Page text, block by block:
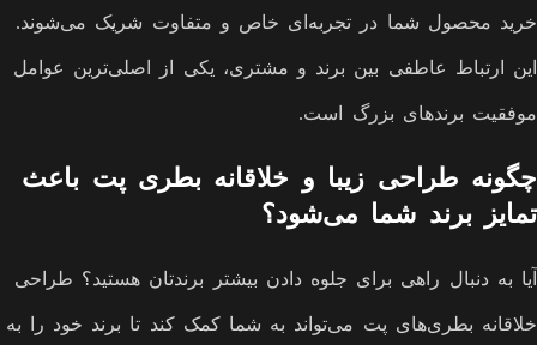
خرید محصول شما در تجربه‌ای خاص و متفاوت شریک می‌شوند.
این ارتباط عاطفی بین برند و مشتری، یکی از اصلی‌ترین عوامل
موفقیت برندهای بزرگ است.
چگونه طراحی زیبا و خلاقانه بطری پت باعث
تمایز برند شما می‌شود؟
آیا به دنبال راهی برای جلوه دادن بیشتر برندتان هستید؟ طراحی
خلاقانه بطری‌های پت می‌تواند به شما کمک کند تا برند خود را به